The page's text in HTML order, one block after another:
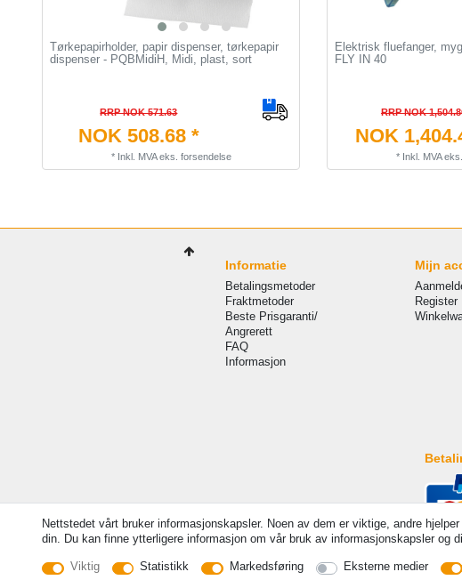
Tørkepapirholder, papir dispenser, tørkepapir
dispenser - PQBMidiH, Midi, plast, sort
RRP NOK 571.63
NOK 508.68 *
* Inkl. MVAeks. forsendelse
Elektrisk fluefanger,
FLY IN 40
RRP NOK
NOK
* Inkl. MVAeks.
Informatie
Betalingsmetoder
Fraktmetoder
Beste Prisgaranti/
Angrerett
FAQ
Informasjon
Mijn
Register
© Copyright 2026 | Alle rettigheter forbeholdt. - Alle rechten
Nettstedet vårt bruker informasjonskapsler. Noen av dem er viktige, andre
din. Du kan finne ytterligere informasjon om vår bruk av informasjonskapsler og
Viktig Statistikk Markedsføring Eksterne medier